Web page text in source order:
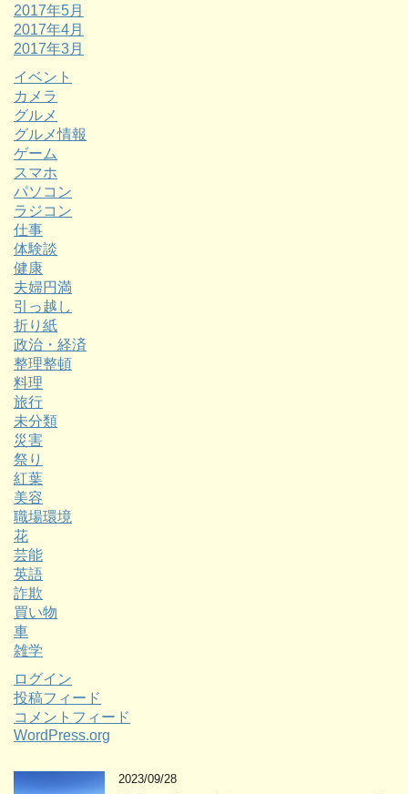
2017年5月
2017年4月
2017年3月
イベント
カメラ
グルメ
グルメ情報
ゲーム
スマホ
パソコン
ラジコン
仕事
体験談
健康
夫婦円満
引っ越し
折り紙
政治・経済
整理整頓
料理
旅行
未分類
災害
祭り
紅葉
美容
職場環境
花
芸能
英語
詐欺
買い物
車
雑学
ログイン
投稿フィード
コメントフィード
WordPress.org
2023/09/28